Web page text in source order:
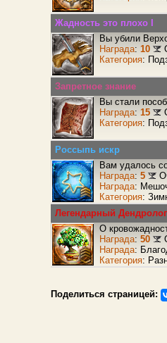
Жадность это плохо I
Вы убили
Награда: 10
Категория:
Запретное знание
Вы стали
Награда: 15
Категория:
Россыпь искр
Вам удалось
Награда: 5
Награда:
Категория:
Легендарный Дендролог
О
Награда: 50
Награда:
Категория:
Поделиться страницей: